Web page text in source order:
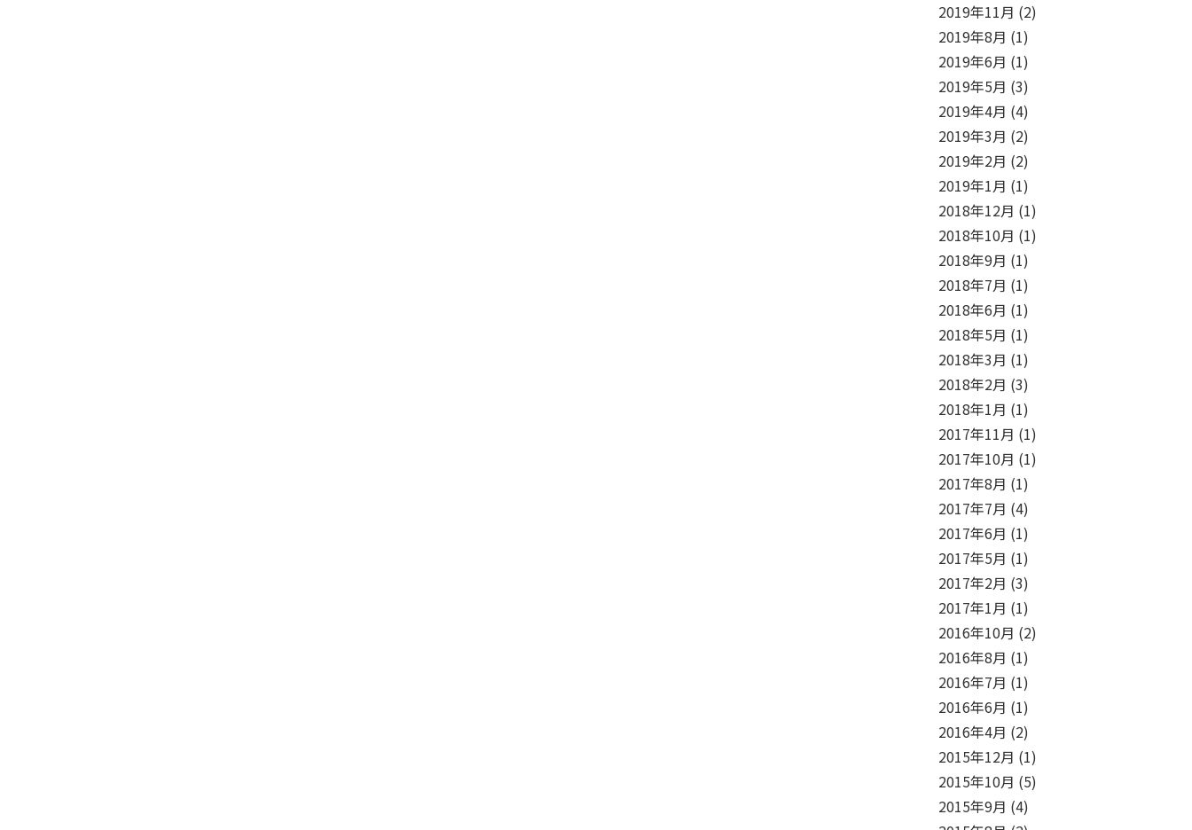
2019年11月 (2)
2019年8月 (1)
2019年6月 (1)
2019年5月 (3)
2019年4月 (4)
2019年3月 (2)
2019年2月 (2)
2019年1月 (1)
2018年12月 (1)
2018年10月 (1)
2018年9月 (1)
2018年7月 (1)
2018年6月 (1)
2018年5月 (1)
2018年3月 (1)
2018年2月 (3)
2018年1月 (1)
2017年11月 (1)
2017年10月 (1)
2017年8月 (1)
2017年7月 (4)
2017年6月 (1)
2017年5月 (1)
2017年2月 (3)
2017年1月 (1)
2016年10月 (2)
2016年8月 (1)
2016年7月 (1)
2016年6月 (1)
2016年4月 (2)
2015年12月 (1)
2015年10月 (5)
2015年9月 (4)